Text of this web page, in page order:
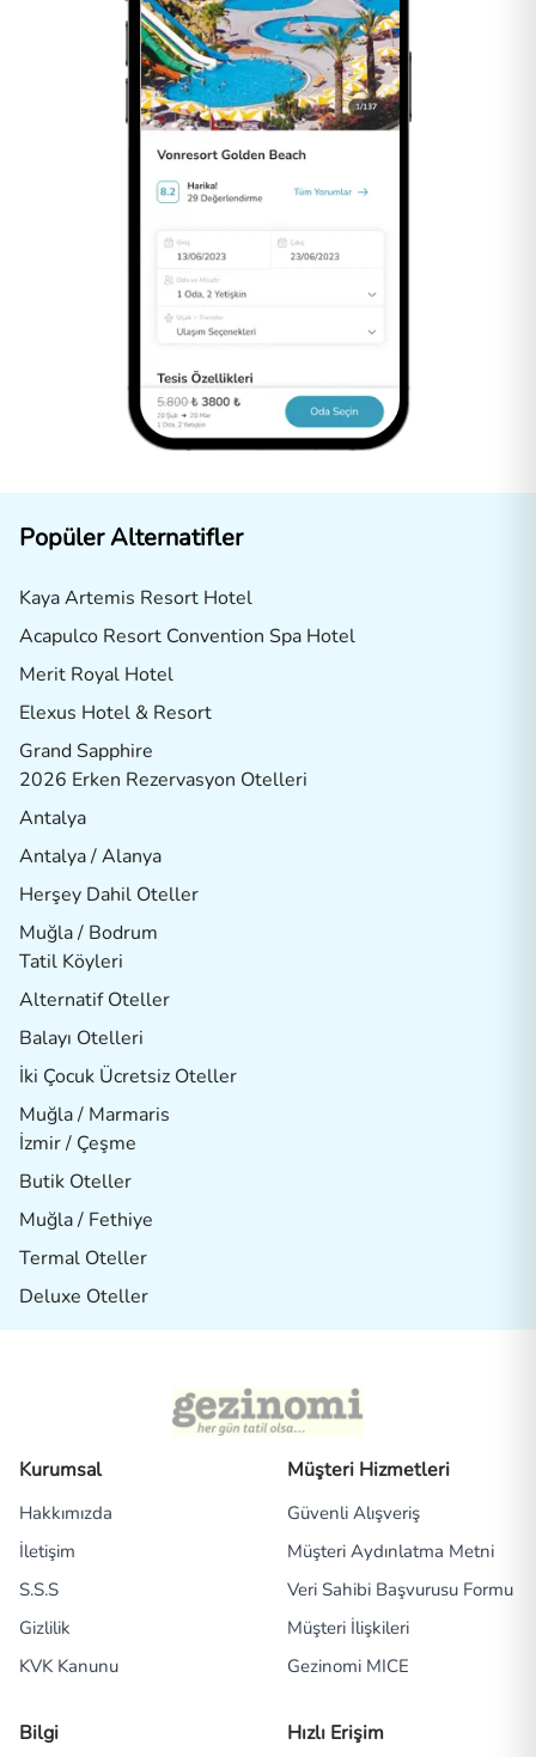
Popüler Alternatifler
Kaya Artemis Resort Hotel
Acapulco Resort Convention Spa Hotel
Merit Royal Hotel
Elexus Hotel & Resort
Grand Sapphire
2026 Erken Rezervasyon Otelleri
Antalya
Antalya / Alanya
Herşey Dahil Oteller
Muğla / Bodrum
Tatil Köyleri
Alternatif Oteller
Balayı Otelleri
İki Çocuk Ücretsiz Oteller
Muğla / Marmaris
İzmir / Çeşme
Butik Oteller
Muğla / Fethiye
Termal Oteller
Deluxe Oteller
Kurumsal
Hakkımızda
İletişim
S.S.S
Gizlilik
KVK Kanunu
Müşteri Hizmetleri
Güvenli Alışveriş
Müşteri Aydınlatma Metni
Veri Sahibi Başvurusu Formu
Müşteri İlişkileri
Gezinomi MICE
Bilgi Hızlı Erişim